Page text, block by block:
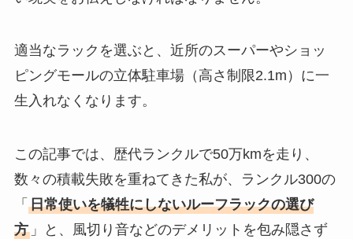
適当なラックを選ぶと、近所のスーパーやショッ
ピングモールの立体駐車場（高さ制限2.1m）に一
生入れなくなります。
この記事では、歴代ランクルで50万kmを走り、
数々の積載失敗を重ねてきた私が、ランクル300の
「 日常使いを犠牲にしないルーフラックの選び
方」と、風切り音などのデメリットを包み隠さず